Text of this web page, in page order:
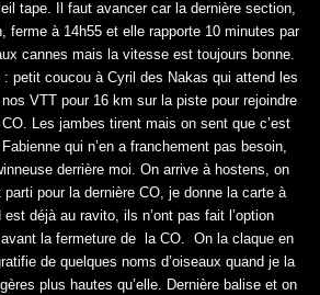
tape. Il faut avancer car la dernière section,
ferme à 14h55 et elle rapporte 10 minutes par
cannes mais la vitesse est toujours bonne.
petit coucou à Cyril des Nakas qui attend les
VTT pour 16 km sur la piste pour rejoindre
Les jambes tirent mais on sent que c’est
qui n’en a franchement pas besoin,
derrière moi. On arrive à hostens, on
pour la dernière CO, je donne la carte à
est déjà au ravito, ils n’ont pas fait l’option
la fermeture de la CO. On la claque en
de quelques noms d’oiseaux quand je la
plus hautes qu’elle. Dernière balise et on